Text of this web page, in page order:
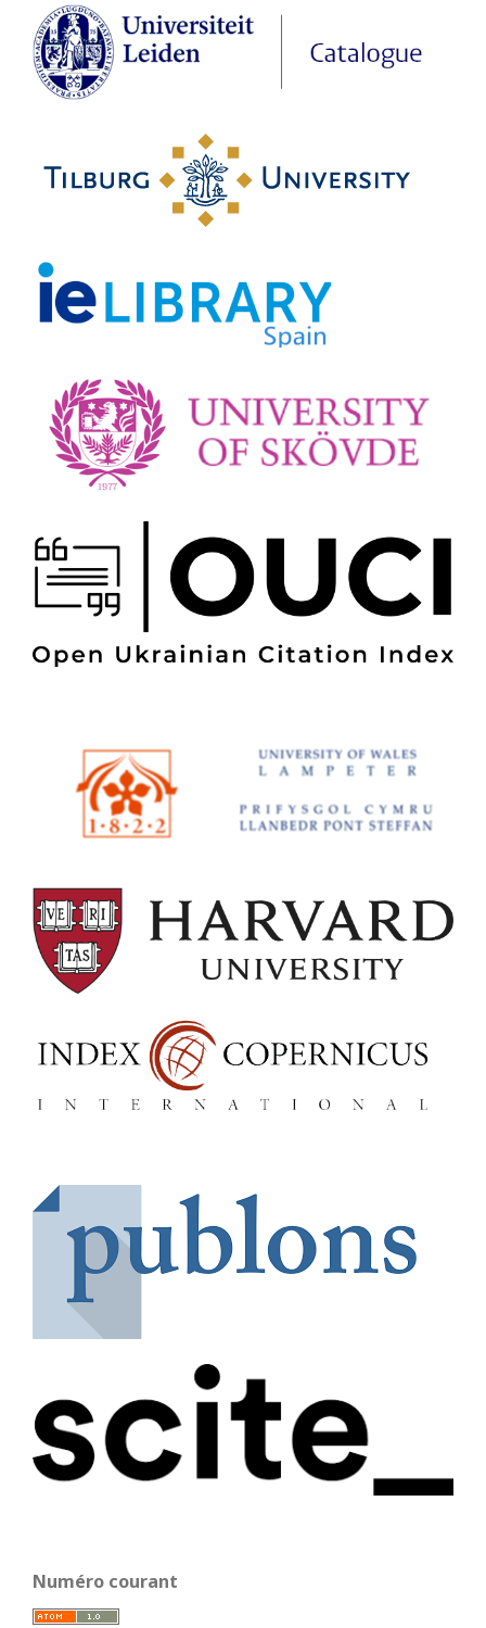
Numéro courant